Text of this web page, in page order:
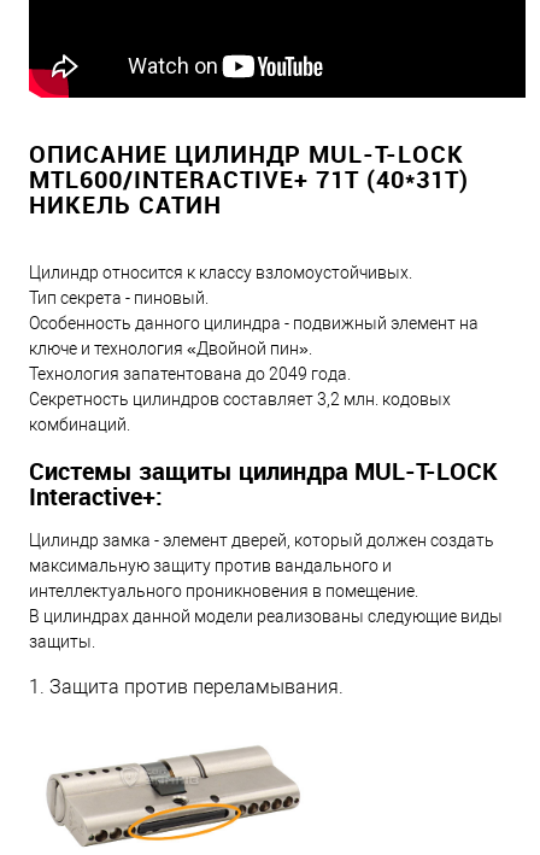
ОПИСАНИЕ ЦИЛИНДР MUL-T-LOCK
MTL600/INTERACTIVE+ 71T (40*31T)
НИКЕЛЬ САТИН
Цилиндр относится к классу взломоустойчивых.
Тип секрета - пиновый.
Особенность данного цилиндра - подвижный элемент на
ключе и технология «Двойной пин».
Технология запатентована до 2049 года.
Секретность цилиндров составляет 3,2 млн. кодовых
комбинаций.
Системы защиты цилиндра MUL-T-LOCK
Interactive+:
Цилиндр замка - элемент дверей, который должен создать
максимальную защиту против вандального и
интеллектуального проникновения в помещение.
В цилиндрах данной модели реализованы следующие виды
защиты.
1. Защита против переламывания.